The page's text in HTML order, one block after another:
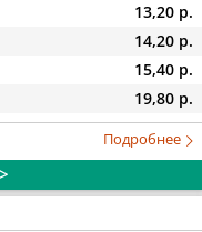
13,20 р.
14,20 р.
15,40 р.
19,80 р.
Подробнее